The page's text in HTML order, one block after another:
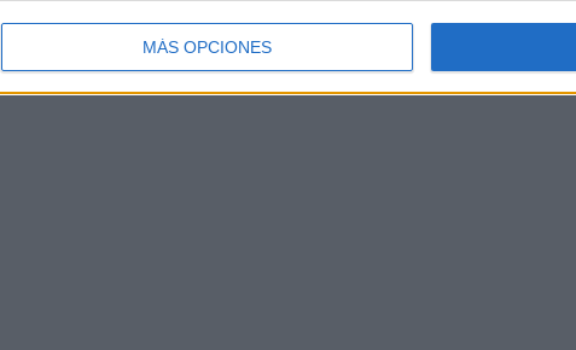
MÁS OPCIONES